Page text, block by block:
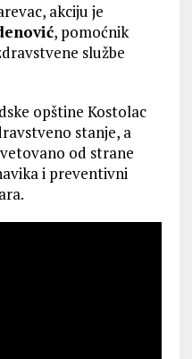
akciju je
, pomoćnik
službe
opštine Kostolac
stanje, a
od strane
i preventivni